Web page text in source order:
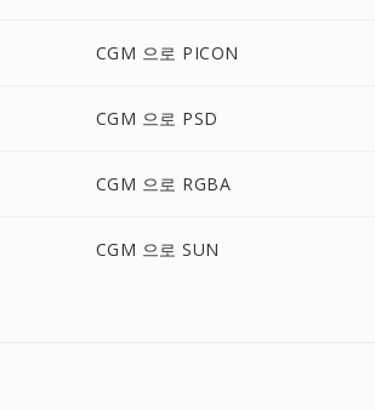
CGM 으로 PICON
CGM 으로 PSD
CGM 으로 RGBA
CGM 으로 SUN